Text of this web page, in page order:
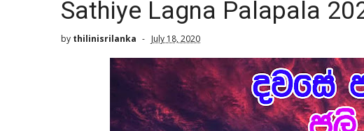
Sathiye Lagna Palapala
by thilinisrilanka July 18, 2020